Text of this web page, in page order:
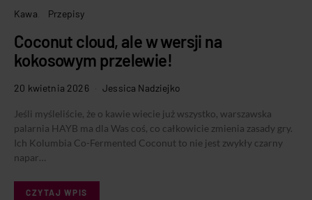
Kawa Przepisy
Coconut cloud, ale w wersji na
kokosowym przelewie!
20 kwietnia 2026 Jessica Nadziejko
Jeśli myśleliście, że o kawie wiecie już wszystko, warszawska
palarnia HAYB ma dla Was coś, co całkowicie zmienia zasady gry.
Ich Kolumbia Co-Fermented Coconut to nie jest zwykły czarny
napar…
CZYTAJ WPIS